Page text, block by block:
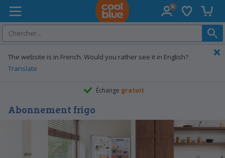
Accueil Coolblue
WishlistPanier
The website is in French. Would you rather see it in English?
Translate
Échange gratuit
Abonnement frigo